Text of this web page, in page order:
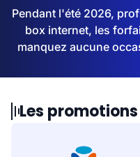
Pendant l'été 2026,
box internet, les
manquez aucune
Les